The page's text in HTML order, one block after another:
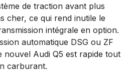
de traction avant plus
cher, ce qui rend inutile le
intégrale en option.
automatique DSG ou ZF
Audi Q5 est rapide tout
carburant.